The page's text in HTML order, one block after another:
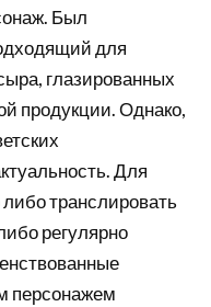
Был
для
глазированных
продукции. Однако,
Для
транслировать
регулярно
персонажем